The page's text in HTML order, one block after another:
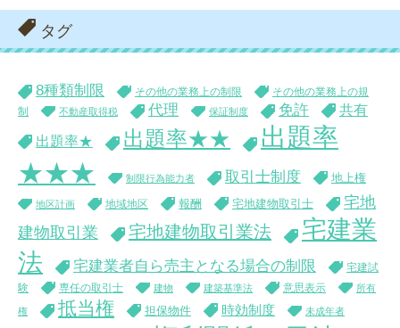
タグ
8種類制限 その他の業務上の制限
その他の業務上の規
制
不動産取得税 代理 保証制度 免許 共有
出題率★ 出題率★★
出題率
★★★
制限行為能力者 取引士制度 地上権
地区計画 地域地区 報酬 宅地建物取引士
宅地
建物取引業
宅地建物取引業法
宅建業
法
宅建業者自ら売主となる場合の制限
宅建試
験
専任の取引士 建物 建築基準法 意思表示 所有
権 抵当権 担保物件 時効制度 未成年者